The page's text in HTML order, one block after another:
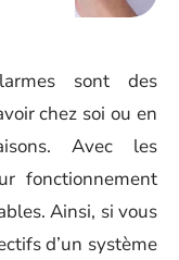
sont des
chez soi ou en
Avec les
fonctionnement
Ainsi, si vous
d’un système